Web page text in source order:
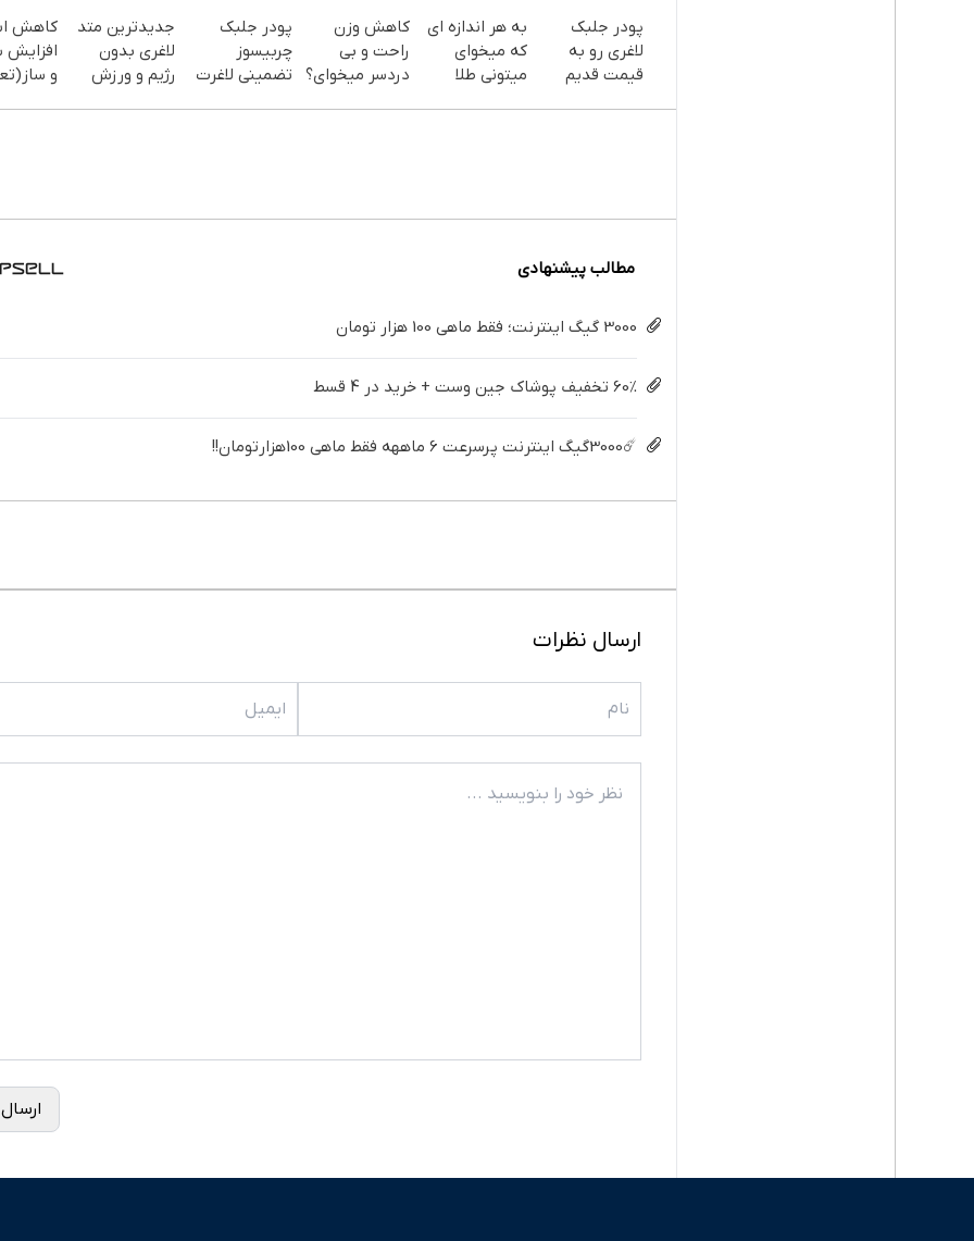
پودر جلبک
لاغری رو به
قیمت قدیم
به هر اندازه ای
که میخوای
میتونی طلا
کاهش وزن
راحت و بی
دردسر میخوای؟
پودر جلبک
چربیسوز
تضمینی لاغرت
جدیدترین متد
لاغری بدون
رژیم و ورزش
کاهش
و
مطالب پیشنهادی
3000 گیگ اینترنت؛ فقط ماهی 100 هزار تومان
60% تخفیف پوشاک جین وست + خرید در 4 قسط
☄️3000گیگ اینترنت پرسرعت 6 ماههه فقط ماهی 100هزارتومان!!
ارسال نظرات